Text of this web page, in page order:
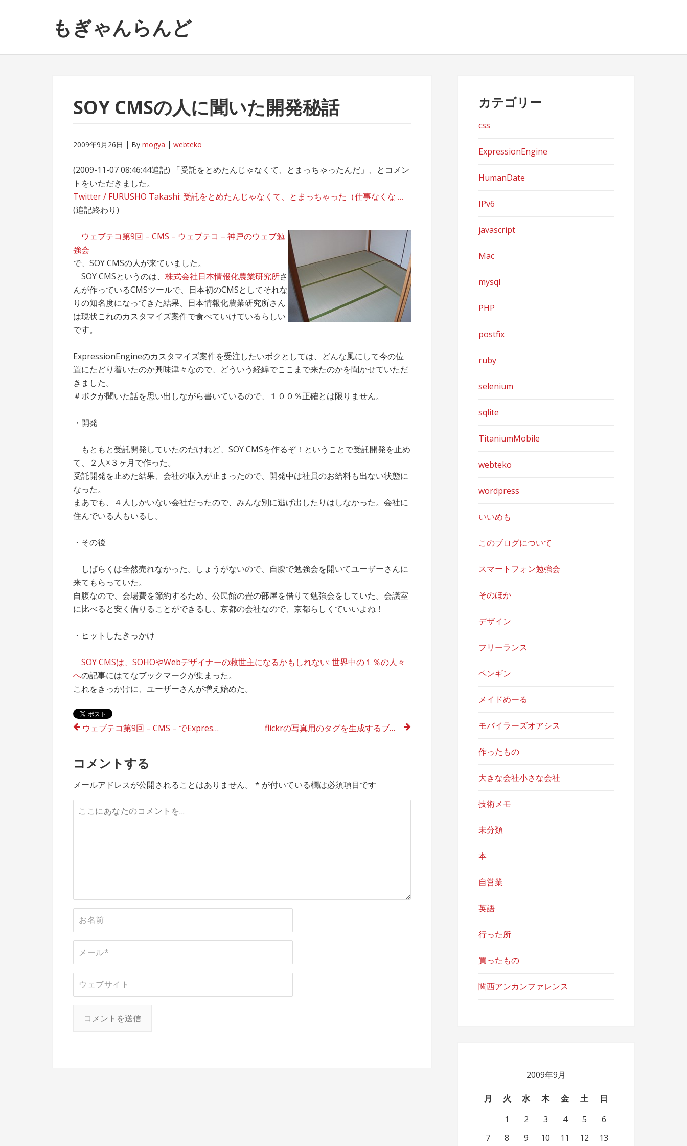
ビ
ゲ
ン
テ
もぎゃんらんど
SOY CMSの人に聞いた開発秘話
2009年9月26日 By mogya webteko
(2009-11-07 08:46:44追記) 「受託をとめたんじゃなくて、とまっちゃったんだ」、とコメン
トをいただきました。
Twitter / FURUSHO Takashi: 受託をとめたんじゃなくて、とまっちゃった（仕事なくな …
(追記終わり)
ウェブテコ第9回 – CMS – ウェブテコ – 神戸のウェブ勉
強会
で、SOY CMSの人が来ていました。
SOY CMSというのは、 株式会社日本情報化農業研究所さ
んが作っているCMSツールで、日本初のCMSとしてそれな
りの知名度になってきた結果、日本情報化農業研究所さん
は現状これのカスタマイズ案件で食べていけているらしい
です。
ExpressionEngineのカスタマイズ案件を受注したいボクとしては、どんな風にして今の位
置にたどり着いたのか興味津々なので、どういう経緯でここまで来たのかを聞かせていただ
きました。
＃ボクが聞いた話を思い出しながら書いているので、１００％正確とは限りません。
・開発
もともと受託開発していたのだけれど、SOY CMSを作るぞ！ということで受託開発を止め
て、２人×３ヶ月で作った。
受託開発を止めた結果、会社の収入が止まったので、開発中は社員のお給料も出ない状態に
なった。
まあでも、４人しかいない会社だったので、みんな別に逃げ出したりはしなかった。会社に
住んでいる人もいるし。
・その後
しばらくは全然売れなかった。しょうがないので、自腹で勉強会を開いてユーザーさんに
来てもらっていた。
自腹なので、会場費を節約するため、公民館の畳の部屋を借りて勉強会をしていた。会議室
に比べると安く借りることができるし、京都の会社なので、京都らしくていいよね！
・ヒットしたきっかけ
SOY CMSは、SOHOやWebデザイナーの救世主になるかもしれない: 世界中の１％の人々
への記事にはてなブックマークが集まった。
これをきっかけに、ユーザーさんが増え始めた。
投
ナ
ビ
ゲ
ウェブテコ第9回 – CMS – でExpressionEngineの話をしてきました。 flickrの写真用のタグを生成するブックマークレット
コメントする
メールアドレスが公開されることはありません。 * が付いている欄は必須項目です
カテゴリー
css
ExpressionEngine
HumanDate
IPv6
javascript
Mac
mysql
PHP
postfix
ruby
selenium
sqlite
TitaniumMobile
webteko
wordpress
いいめも
このブログについて
スマートフォン勉強会
そのほか
デザイン
フリーランス
ペンギン
メイドめーる
モバイラーズオアシス
作ったもの
大きな会社小さな会社
技術メモ
未分類
本
自営業
英語
行った所
買ったもの
関西アンカンファレンス
2009年9月
月 火 水 木 金 土
日
1
2 3 4 5
6
7
8 9 10 11 12 13